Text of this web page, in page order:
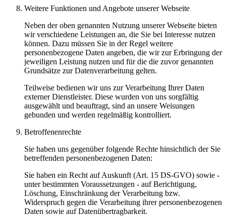
Weitere Funktionen und Angebote unserer Webseite
Neben der oben genannten Nutzung unserer Webseite bieten
wir verschiedene Leistungen an, die Sie bei Interesse nutzen
können. Dazu müssen Sie in der Regel weitere
personenbezogene Daten angeben, die wir zur Erbringung der
jeweiligen Leistung nutzen und für die die zuvor genannten
Grundsätze zur Datenverarbeitung gelten.
Teilweise bedienen wir uns zur Verarbeitung Ihrer Daten
externer Dienstleister. Diese wurden von uns sorgfältig
ausgewählt und beauftragt, sind an unsere Weisungen
gebunden und werden regelmäßig kontrolliert.
Betroffenenrechte
Sie haben uns gegenüber folgende Rechte hinsichtlich der Sie
betreffenden personenbezogenen Daten:
Sie haben ein Recht auf Auskunft (Art. 15 DS-GVO) sowie -
unter bestimmten Voraussetzungen - auf Berichtigung,
Löschung, Einschränkung der Verarbeitung bzw.
Widerspruch gegen die Verarbeitung ihrer personenbezogenen
Daten sowie auf Datenübertragbarkeit.